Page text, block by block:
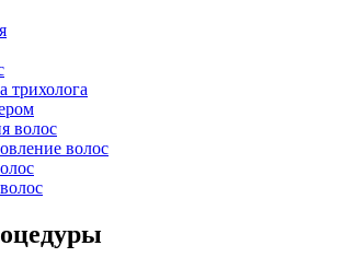
трихолога
волос
волос